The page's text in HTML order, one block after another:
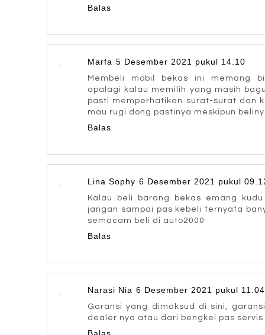
Balas
Marfa 5 Desember 2021 pukul 14.10
Membeli mobil bekas ini memang
apalagi kalau memilih yang masih
pasti memperhatikan surat-surat dan
mau rugi dong pastinya meskipun
Balas
Lina Sophy 6 Desember 2021 pukul
Kalau beli barang bekas emang
jangan sampai pas kebeli ternyata
semacam beli di auto2000
Balas
Narasi Nia 6 Desember 2021 pukul 11.04
Garansi yang dimaksud di sini,
dealer nya atau dari bengkel pas
Balas